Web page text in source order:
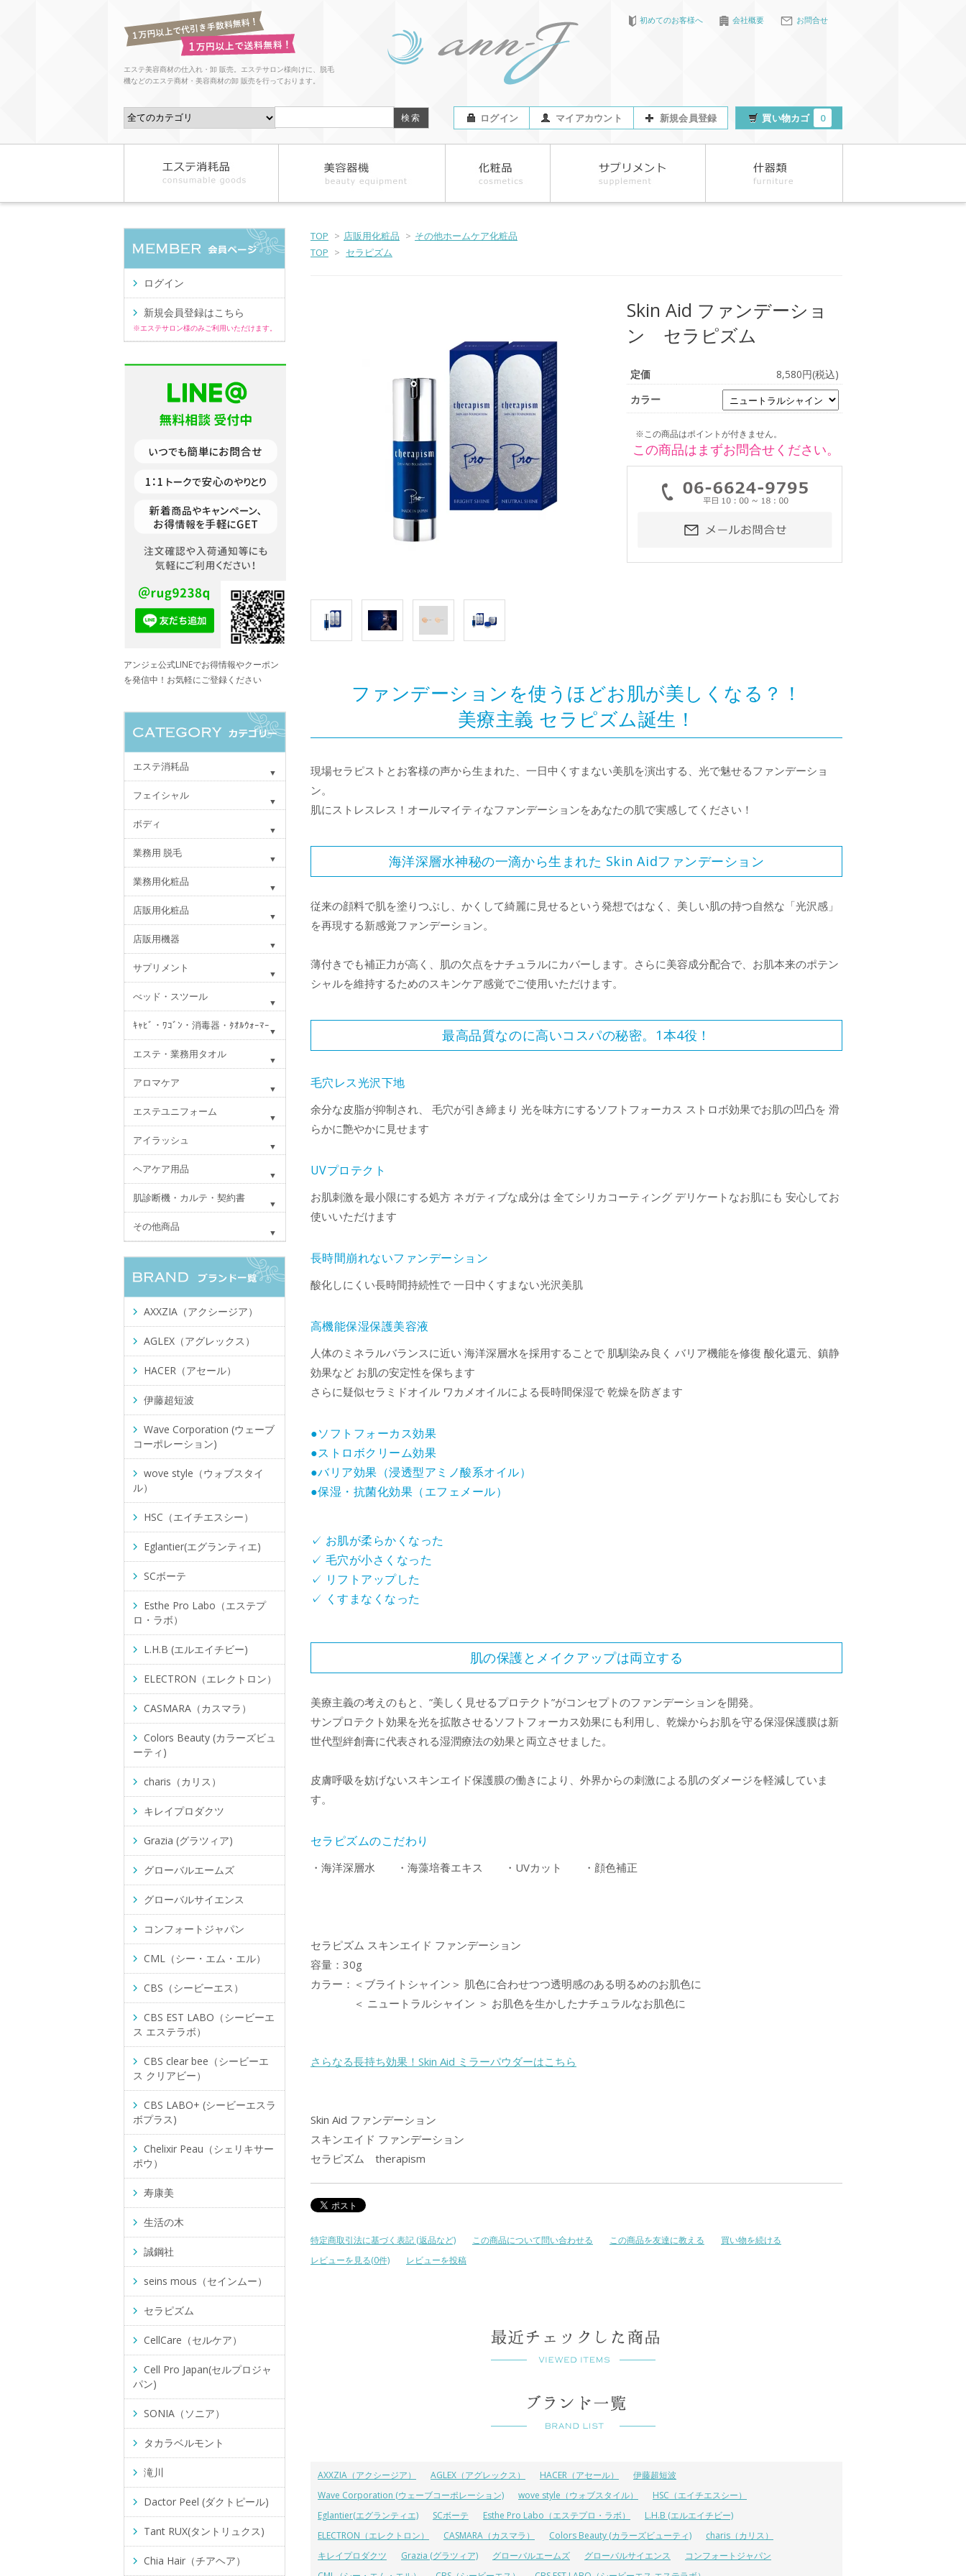
エステ美容商材の仕入れ・卸 販売。エステサロン様向けに、脱毛
機などのエステ商材・美容商材の卸 販売を行っております。
初めてのお客様へ 会社概要 お問合せ
ログイン マイアカウント 新規会員登録 買い物カゴ 0
TOP > 店販用化粧品 > その他ホームケア化粧品
TOP > セラピズム
Skin Aid ファンデーショ
ン セラピズム
定価
8,580円(税込)
カラー
※この商品はポイントが付きません。
この商品はまずお問合せください。
ファンデーションを使うほどお肌が美しくなる？！
美療主義 セラピズム誕生！
現場セラピストとお客様の声から生まれた、一日中くすまない美肌を演出する、光で魅せるファンデーショ
ン。
肌にストレスレス！オールマイティなファンデーションをあなたの肌で実感してください！
海洋深層水神秘の一滴から生まれた Skin Aidファンデーション
従来の顔料で肌を塗りつぶし、かくして綺麗に見せるという発想ではなく、美しい肌の持つ自然な「光沢感」
を再現する新感覚ファンデーション。
薄付きでも補正力が高く、肌の欠点をナチュラルにカバーします。さらに美容成分配合で、お肌本来のポテン
シャルを維持するためのスキンケア感覚でご使用いただけます。
最高品質なのに高いコスパの秘密。1本4役！
毛穴レス光沢下地
余分な皮脂が抑制され、 毛穴が引き締まり 光を味方にするソフトフォーカス ストロボ効果でお肌の凹凸を 滑
らかに艶やかに見せます
UVプロテクト
お肌刺激を最小限にする処方 ネガティブな成分は 全てシリカコーティング デリケートなお肌にも 安心してお
使いいただけます
長時間崩れないファンデーション
酸化しにくい長時間持続性で 一日中くすまない光沢美肌
高機能保湿保護美容液
人体のミネラルバランスに近い 海洋深層水を採用することで 肌馴染み良く バリア機能を修復 酸化還元、鎮静
効果など お肌の安定性を保ちます
さらに疑似セラミドオイル ワカメオイルによる長時間保湿で 乾燥を防ぎます
●ソフトフォーカス効果
●ストロボクリーム効果
●バリア効果（浸透型アミノ酸系オイル）
●保湿・抗菌化効果（エフェメール）
✓ お肌が柔らかくなった
✓ 毛穴が小さくなった
✓ リフトアップした
✓ くすまなくなった
肌の保護とメイクアップは両立する
美療主義の考えのもと、”美しく見せるプロテクト”がコンセプトのファンデーションを開発。
サンプロテクト効果を光を拡散させるソフトフォーカス効果にも利用し、乾燥からお肌を守る保湿保護膜は新
世代型絆創膏に代表される湿潤療法の効果と両立させました。
皮膚呼吸を妨げないスキンエイド保護膜の働きにより、外界からの刺激による肌のダメージを軽減していま
す。
セラピズムのこだわり
・海洋深層水 ・海藻培養エキス ・UVカット ・顔色補正
セラピズム スキンエイド ファンデーション
容量：30g
カラー：＜ブライトシャイン＞ 肌色に合わせつつ透明感のある明るめのお肌色に
＜ ニュートラルシャイン ＞ お肌色を生かしたナチュラルなお肌色に
さらなる長持ち効果！Skin Aid ミラーパウダーはこちら
Skin Aid ファンデーション
スキンエイド ファンデーション
セラピズム therapism
特定商取引法に基づく表記 (返品など) この商品について問い合わせる この商品を友達に教える
買い物を続ける
レビューを見る(0件)
レビューを投稿
AXXZIA（アクシージア） AGLEX（アグレックス） HACER（アセール）
伊藤超短波
Wave Corporation (ウェーブコーポレーション)
wove style（ウォブスタイル）
HSC（エイチエスシー）
Eglantier(エグランティエ)
SCボーテ Esthe Pro Labo（エステプロ・ラボ）
L.H.B (エルエイチビー)
ELECTRON（エレクトロン）
CASMARA（カスマラ） Colors Beauty (カラーズビューティ)
charis（カリス）
キレイプロダクツ
Grazia (グラツィア) グローバルエームズ グローバルサイエンス
コンフォートジャパン
ログイン
新規会員登録はこちら
※エステサロン様のみご利用いただけます。
アンジェ公式LINEでお得情報やクーポン
を発信中！お気軽にご登録ください
エステ消耗品
フェイシャル
ボディ
業務用 脱毛
業務用化粧品
店販用化粧品
店販用機器
サプリメント
べッド・スツール
ｷｬﾋﾞ・ﾜｺﾞﾝ・消毒器・ﾀｵﾙｳｫｰﾏｰ
エステ・業務用タオル
アロマケア
エステユニフォーム
アイラッシュ
ヘアケア用品
肌診断機・カルテ・契約書
その他商品
AXXZIA（アクシージア）
AGLEX（アグレックス）
HACER（アセール）
伊藤超短波
Wave Corporation (ウェーブ
コーポレーション)
wove style（ウォブスタイ
ル）
HSC（エイチエスシー）
Eglantier(エグランティエ)
SCボーテ
Esthe Pro Labo（エステプ
ロ・ラボ）
L.H.B (エルエイチビー)
ELECTRON（エレクトロン）
CASMARA（カスマラ）
Colors Beauty (カラーズビュ
ーティ)
charis（カリス）
キレイプロダクツ
Grazia (グラツィア)
グローバルエームズ
グローバルサイエンス
コンフォートジャパン
CML（シー・エム・エル）
CBS（シービーエス）
CBS EST LABO（シービーエ
ス エステラボ）
CBS clear bee（シービーエ
ス クリアビー）
CBS LABO+ (シービーエスラ
ボプラス)
Chelixir Peau（シェリキサー
ポウ）
寿康美
生活の木
誠鋼社
seins mous（セインムー）
セラピズム
CellCare（セルケア）
Cell Pro Japan(セルプロジャ
パン)
SONIA（ソニア）
タカラベルモント
滝川
Dactor Peel (ダクトピール)
Tant RUX(タントリュクス)
Chia Hair（チアヘア）